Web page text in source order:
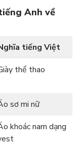
Anh về
tiếng Việt
thể thao
sơ mi nữ
khoác nam dạng